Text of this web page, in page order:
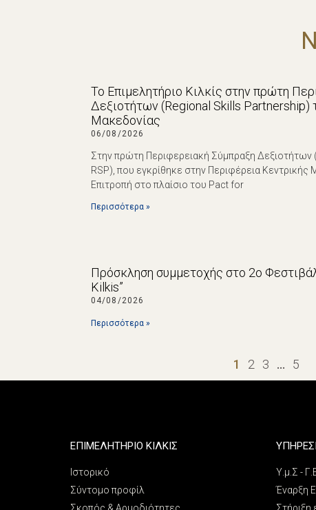
Το Επιμελητήριο Κιλκίς στην πρώτη
Δεξιοτήτων (Regional Skills Partnership)
Μακεδονίας
06/08/2026
Στην πρώτη Περιφερειακή Σύμπραξη Δεξιοτήτων
RSP), που εγκρίθηκε στην Περιφέρεια
Επιτροπή στο πλαίσιο του Pact for
Περισσότερα »
Πρόσκληση συμμετοχής στο 2ο
Kilkis”
04/08/2026
Περισσότερα »
1 2 3 … 5
ΕΠΙΜΕΛΗΤΗΡΙΟ ΚΙΛΚΙΣ
Ιστορικό
Σύντομο προφίλ
Υ.μ.Σ -
Έναρξη